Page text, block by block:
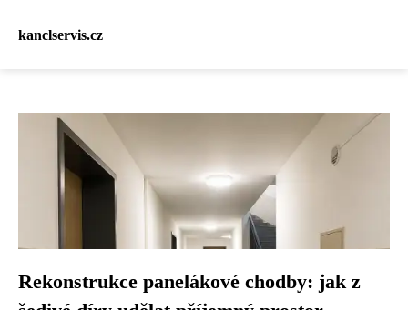
kanclservis.cz
Rekonstrukce panelákové chodby: jak z